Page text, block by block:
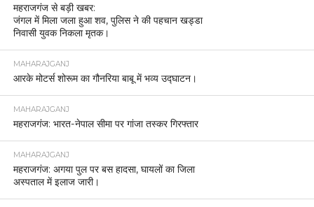
महराजगंज से बड़ी खबर:
जंगल में मिला जला हुआ शव, पुलिस ने की पहचान खड्डा
निवासी युवक निकला मृतक।
MAHARAJGANJ
आरके मोटर्स शोरूम का गौनरिया बाबू में भव्य उद्घाटन।
MAHARAJGANJ
महराजगंज: भारत-नेपाल सीमा पर गांजा तस्कर गिरफ्तार
MAHARAJGANJ
महराजगंज: अगया पुल पर बस हादसा, घायलों का जिला
अस्पताल में इलाज जारी।